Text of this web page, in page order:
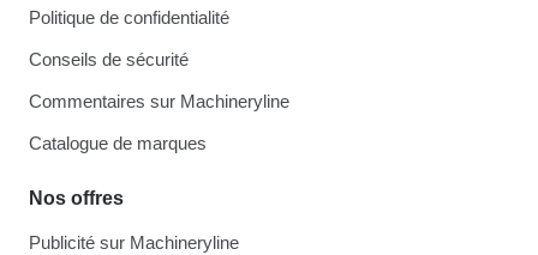
Politique de confidentialité
Conseils de sécurité
Commentaires sur Machineryline
Catalogue de marques
Nos offres
Publicité sur Machineryline